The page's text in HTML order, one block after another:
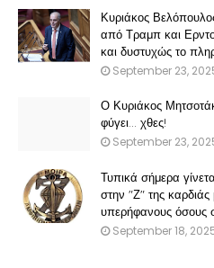
Κυριάκος
από Τραμπ και
και δυστυχώς το
September 23,
Ο Κυριάκος
φύγει… χθες!
September 23,
Τυπικά σήμερα
στην "Ζ" της καρδιάς
υπερήφανους όσους
September 18,